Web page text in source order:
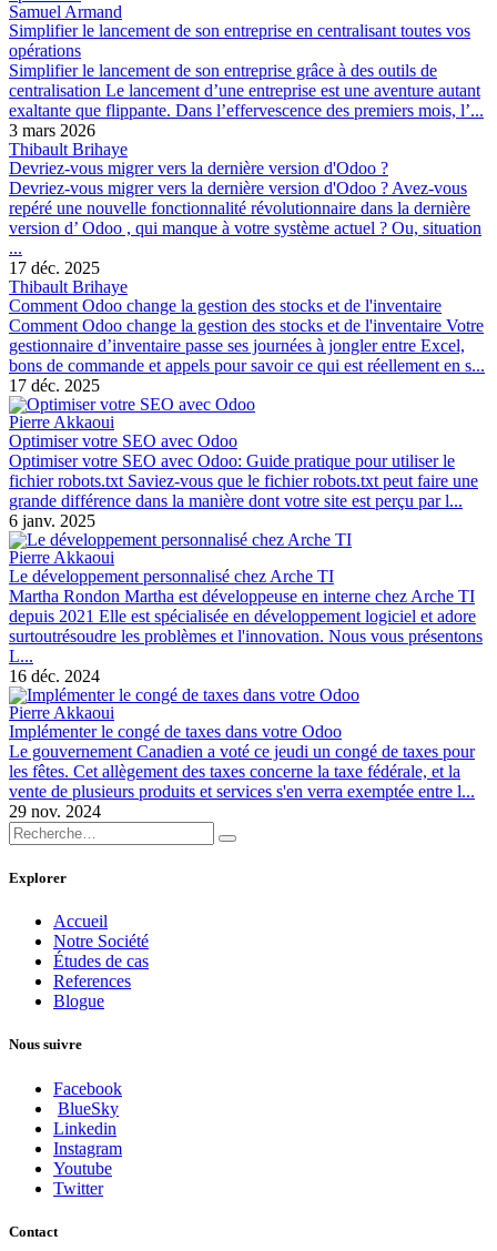
Samuel Armand
Simplifier le lancement de son entreprise en centralisant toutes vos
opérations
Simplifier le lancement de son entreprise grâce à des outils de
centralisation Le lancement d’une entreprise est une aventure autant
exaltante que flippante. Dans l’effervescence des premiers mois, l’...
3 mars 2026
Thibault Brihaye
Devriez-vous migrer vers la dernière version d'Odoo ?
Devriez-vous migrer vers la dernière version d'Odoo ? Avez-vous
repéré une nouvelle fonctionnalité révolutionnaire dans la dernière
version d’ Odoo , qui manque à votre système actuel ? Ou, situation
...
17 déc. 2025
Thibault Brihaye
Comment Odoo change la gestion des stocks et de l'inventaire
Comment Odoo change la gestion des stocks et de l'inventaire Votre
gestionnaire d’inventaire passe ses journées à jongler entre Excel,
bons de commande et appels pour savoir ce qui est réellement en s...
17 déc. 2025
Pierre Akkaoui
Optimiser votre SEO avec Odoo
Optimiser votre SEO avec Odoo: Guide pratique pour utiliser le
fichier robots.txt Saviez-vous que le fichier robots.txt peut faire une
grande différence dans la manière dont votre site est perçu par l...
6 janv. 2025
Pierre Akkaoui
Le développement personnalisé chez Arche TI
Martha Rondon Martha est développeuse en interne chez Arche TI
depuis 2021 Elle est spécialisée en développement logiciel et adore
surtoutrésoudre les problèmes et l'innovation. Nous vous présentons
L...
16 déc. 2024
Pierre Akkaoui
Implémenter le congé de taxes dans votre Odoo
Le gouvernement Canadien a voté ce jeudi un congé de taxes pour
les fêtes. Cet allègement des taxes concerne la taxe fédérale, et la
vente de plusieurs produits et services s'en verra exemptée entre l...
29 nov. 2024
Explorer
Accueil
Notre Société
Études de cas
References
Blogue
Nous suivre
Facebook
BlueSky
Linkedin
Instagram
Youtube
Twitter
Contact